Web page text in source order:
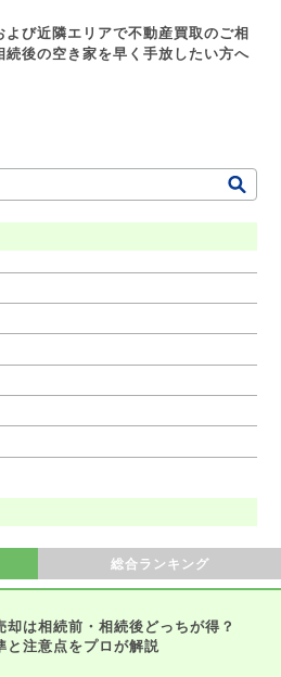
よび近隣エリアで不動産買取のご相
続後の空き家を早く手放したい方へ
総合ランキング
却は相続前・相続後どっちが得？
と注意点をプロが解説